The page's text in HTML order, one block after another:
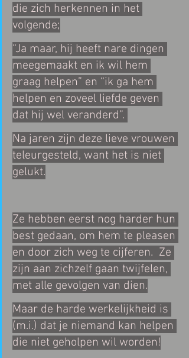
die zich herkennen in het
volgende;
“Ja maar, hij heeft nare dingen
meegemaakt en ik wil hem
graag helpen” en “ik ga hem
helpen en zoveel liefde geven
dat hij wel veranderd”.
Na jaren zijn deze lieve vrouwen
teleurgesteld, want het is niet
gelukt.
Ze hebben eerst nog harder hun
best gedaan, om hem te pleasen
en door zich weg te cijferen.  Ze
zijn aan zichzelf gaan twijfelen,
met alle gevolgen van dien.
Maar de harde werkelijkheid is
(m.i.) dat je niemand kan helpen
die niet geholpen wil worden!